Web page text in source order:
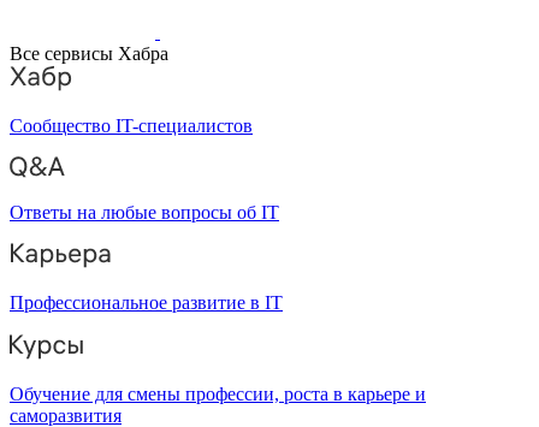
Все сервисы Хабра
Сообщество IT-специалистов
Ответы на любые вопросы об IT
Профессиональное развитие в IT
Обучение для смены профессии, роста в карьере и
саморазвития